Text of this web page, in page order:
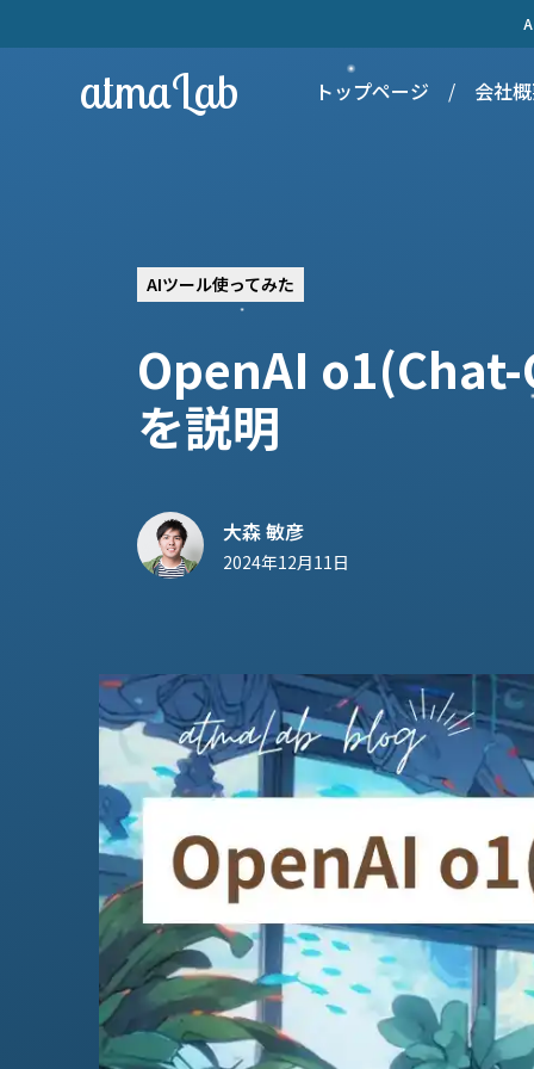
atmaLab トップページ / 会社
AIツール使ってみた
OpenAI o1(Chat-
を説明
大森 敏彦
2024年12月11日